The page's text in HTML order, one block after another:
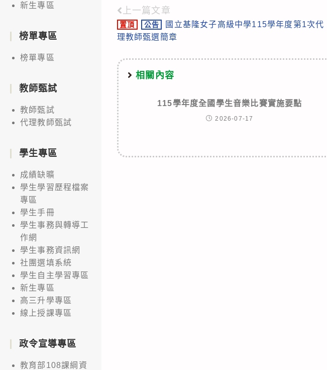
Read
more
上一篇文章
置頂 公告
國立基隆女子高級中學115學年度第1次代
理教師甄選簡章
相關內容
115學年度全國學生音樂比賽實施要點
2026-07-17
新生專區
榜單專區
榜單專區
教師甄試
教師甄試
代理教師甄試
學生專區
成績缺曠
學生學習歷程檔案
專區
學生手冊
學生事務與轉導工
作網
學生事務資訊網
社團選填系統
學生自主學習專區
新生專區
高三升學專區
線上授課專區
政令宣導專區
教育部108課綱資